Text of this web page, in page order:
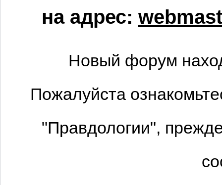
на адрес:
Новый форум
Пожалуйста
"Правдологии",